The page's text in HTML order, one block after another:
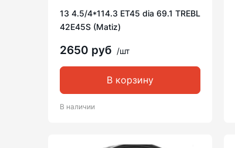
13 4.5/4*114.3 ET45 dia 69.1 TREBL
42E45S (Matiz)
2650 руб /шт
В корзину
В наличии